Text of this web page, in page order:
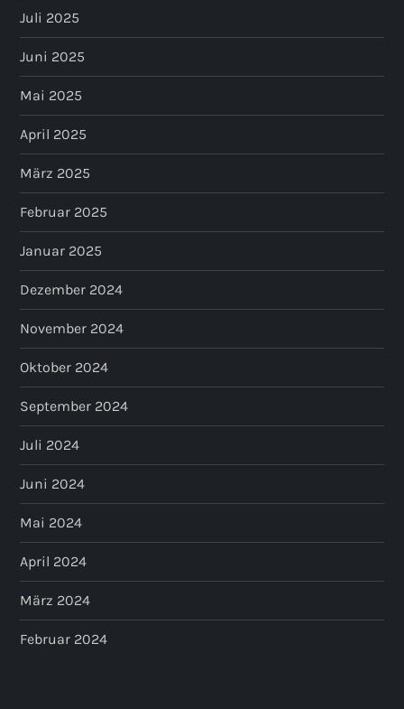
Juli 2025
Juni 2025
Mai 2025
April 2025
März 2025
Februar 2025
Januar 2025
Dezember 2024
November 2024
Oktober 2024
September 2024
Juli 2024
Juni 2024
Mai 2024
April 2024
März 2024
Februar 2024